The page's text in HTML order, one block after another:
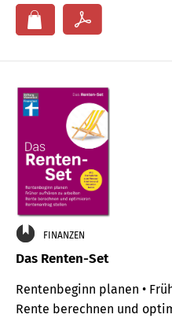
FINANZEN
Das Renten-Set
Rentenbeginn planen •
Rente berechnen und